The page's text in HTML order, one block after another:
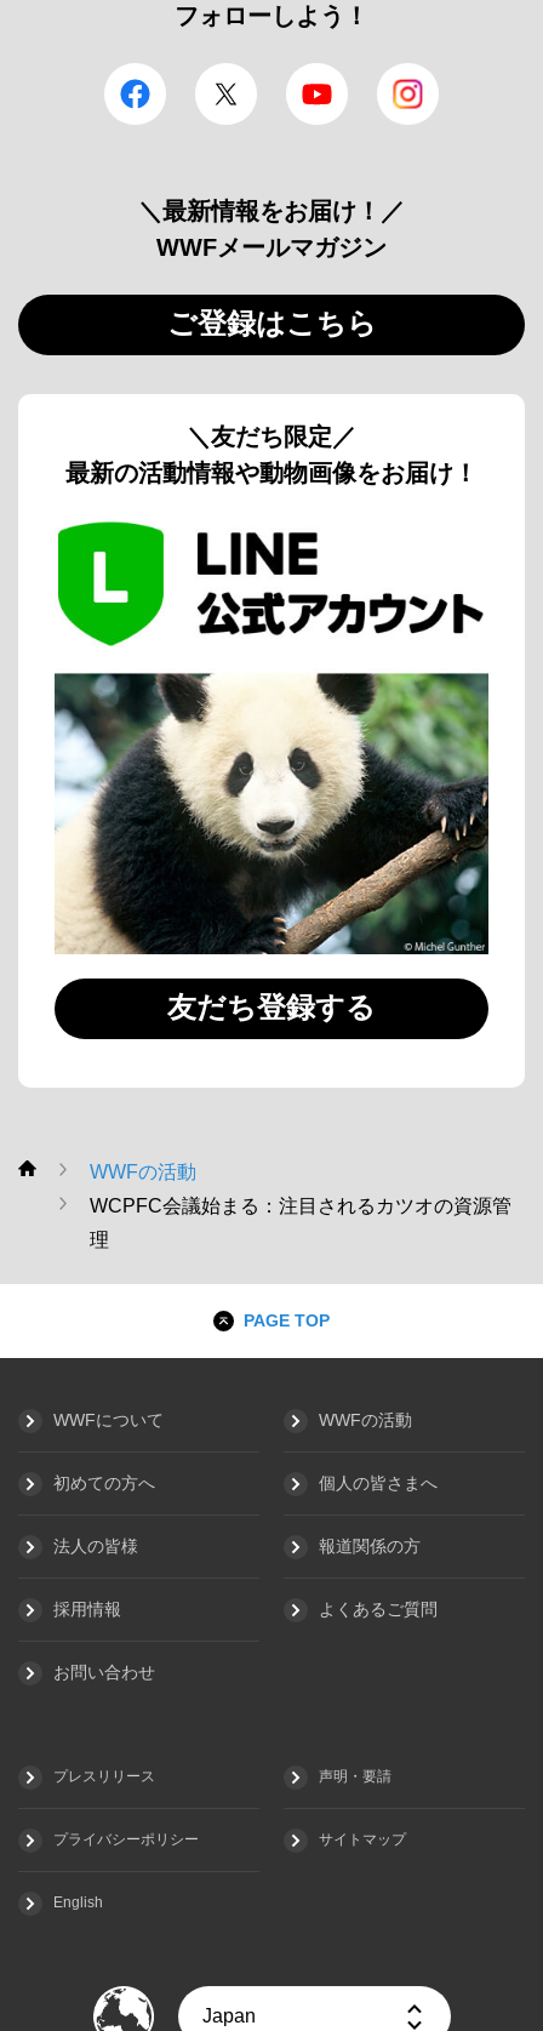
フォローしよう！
facebook Twitter YouTube
＼最新情報をお届け！／
WWFメールマガジン
ご登録はこちら
＼友だち限定／
最新の活動情報や動物画像をお届け！
友だち登録する
WWF
WWFの活動
WCPFC会議始まる：注目されるカツオの資源管
理
PAGE TOP
WWFについて WWFの活動
初めての方へ 個人の皆さまへ
法人の皆様 報道関係の方
採用情報 よくあるご質問
お問い合わせ
プレスリリース 声明・要請
プライバシーポリシー サイトマップ
English